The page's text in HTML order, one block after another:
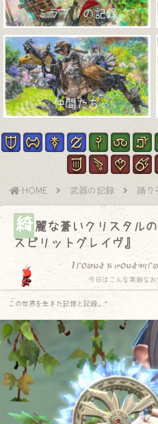
ミラプリの記録
仲間たち
HOME 武器の記録 踊り
綺麗な蒼いクリスタル
スピリットグレイヴ』
I found a
今日はこんな素敵なお
この世界を生きた記憶と記録.｡.:*